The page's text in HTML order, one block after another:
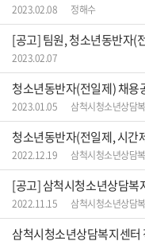
2023.02.08 정해수
[공고] 팀원, 청소년동반자(
2023.02.07
청소년동반자(전일제) 채용
2023.01.05 삼척시청소년상담
청소년동반자(전일제, 시간
2022.12.19 삼척시청소년상담
[공고] 삼척시청소년상담복
2022.11.15 삼척시청소년상담
삼척시청소년상담복지센터